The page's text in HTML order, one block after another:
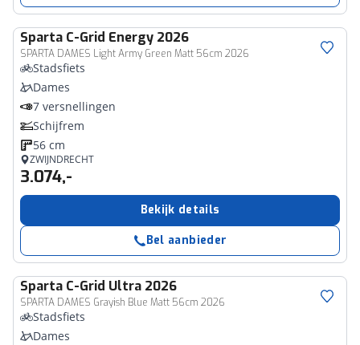
Sparta C-Grid Energy 2026
SPARTA DAMES Light Army Green Matt 56cm 2026
Stadsfiets
Dames
7 versnellingen
Schijfrem
56 cm
ZWIJNDRECHT
3.074,-
Bekijk details
Bel aanbieder
Sparta C-Grid Ultra 2026
SPARTA DAMES Grayish Blue Matt 56cm 2026
Stadsfiets
Dames